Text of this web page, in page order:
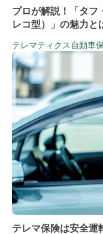
プロが解説！「タフ
レコ型）」の魅力と
テレマティクス自動車
テレマ保険は安全運